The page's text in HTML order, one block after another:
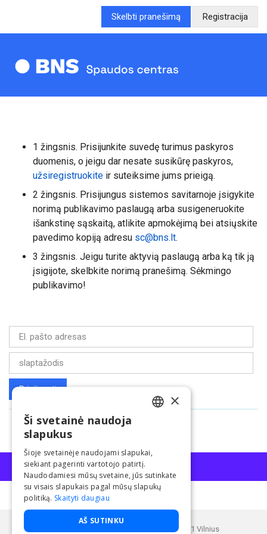
Skelbti pranešimą Registracija
1 žingsnis. Prisijunkite suvedę turimus paskyros
duomenis, o jeigu dar nesate susikūrę paskyros,
užsiregistruokite ir suteiksime jums prieigą.
2 žingsnis. Prisijungus sistemos savitarnoje įsigykite
norimą publikavimo paslaugą arba susigeneruokite
išankstinę sąskaitą, atlikite apmokėjimą bei atsiųskite
pavedimo kopiją adresu sc@bns.lt.
3 žingsnis. Jeigu turite aktyvią paslaugą arba ką tik ją
įsigijote, skelbkite norimą pranešimą. Sėkmingo
publikavimo!
Pamiršote slaptažodį?
Paslaugą teikia UAB "BNS".
Buveinės adresas: Kęstučio g. 25, LT-08121 Vilnius
×
Ši svetainė naudoja
slapukus
Šioje svetainėje naudojami slapukai,
siekiant pagerinti vartotojo patirtį.
Naudodamiesi mūsų svetaine, jūs sutinkate
su visais slapukais pagal mūsų slapukų
politiką. Skaityti daugiau
AŠ SUTINKU